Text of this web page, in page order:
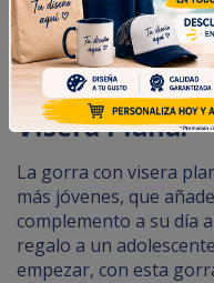
Gorra
Visera Plana.
La gorra con visera
más jóvenes, que
complemento a su día
regalo a un
empezar, con esta